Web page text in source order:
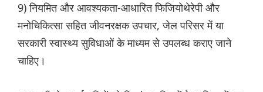
9) नियमित और आवश्यकता-आधारित फिजियोथेरेपी और
मनोचिकित्सा सहित जीवनरक्षक उपचार, जेल परिसर में या
सरकारी स्वास्थ्य सुविधाओं के माध्यम से उपलब्ध कराए जाने
चाहिए।